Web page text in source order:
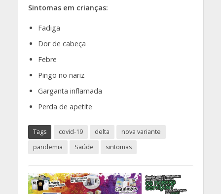
Sintomas em crianças:
Fadiga
Dor de cabeça
Febre
Pingo no nariz
Garganta inflamada
Perda de apetite
Tags covid-19 delta
nova variante
pandemia
Saúde sintomas